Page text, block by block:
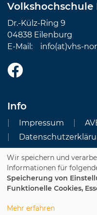
Volkshochschule
Dr.-Külz-Ring 9
04838 Eilenburg
E-Mail: info(at)vhs-
Info
Impressum
Cookie Einstellungen
Dozenten-Login
Wir speichern und
Informationen für
Speicherung von
Funktionelle Cookies,
Mehr erfahren